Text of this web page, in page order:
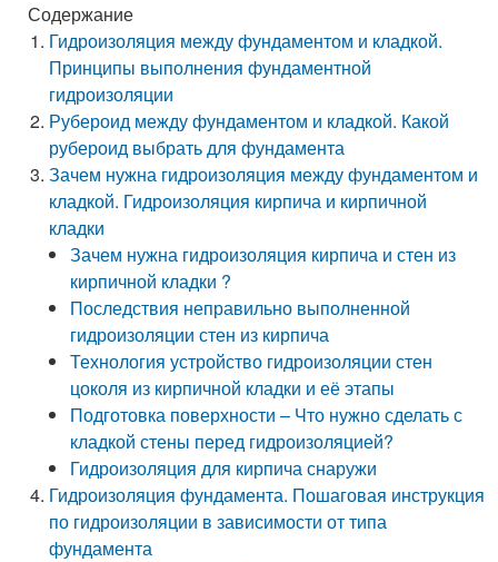
Содержание
Гидроизоляция между фундаментом и кладкой.
Принципы выполнения фундаментной
гидроизоляции
Рубероид между фундаментом и кладкой. Какой
рубероид выбрать для фундамента
Зачем нужна гидроизоляция между фундаментом и
кладкой. Гидроизоляция кирпича и кирпичной
кладки
Зачем нужна гидроизоляция кирпича и стен из
кирпичной кладки ?
Последствия неправильно выполненной
гидроизоляции стен из кирпича
Технология устройство гидроизоляции стен
цоколя из кирпичной кладки и её этапы
Подготовка поверхности – Что нужно сделать с
кладкой стены перед гидроизоляцией?
Гидроизоляция для кирпича снаружи
Гидроизоляция фундамента. Пошаговая инструкция
по гидроизоляции в зависимости от типа
фундамента